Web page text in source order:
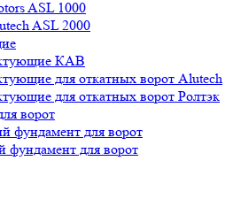
ASL 1000
ASL 2000
КАВ
для откатных ворот Alutech
для откатных ворот Ролтэк
ворот
фундамент для ворот
фундамент для ворот